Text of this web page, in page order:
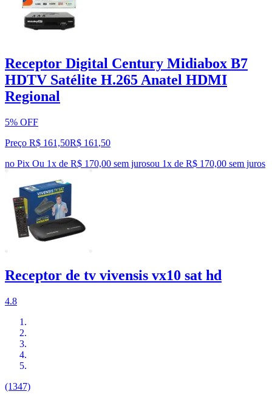
Receptor Digital Century Midiabox B7
HDTV Satélite H.265 Anatel HDMI
Regional
5% OFF
Preço R$ 161,50R$ 161 ,50
no Pix Ou 1x de R$ 170,00 sem jurosou 1x de R$ 170,00 sem juros
Receptor de tv vivensis vx10 sat hd
4.8
(1347)